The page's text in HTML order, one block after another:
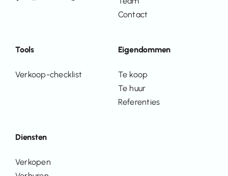
Diensten
Verkopen
Eigendommen
Te koop
Te huur
Referenties
Contact
Tools
Verkoop-checklist